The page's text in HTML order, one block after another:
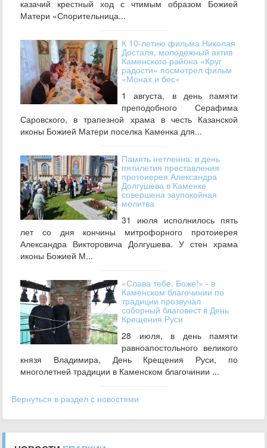
казачий крестный ход с чтимым образом Божией
Матери «Спорительница...
К 10-летию фильма Николая
Досталя, молодежный актив
Каменского района «Круг
радости» посмотрел фильм
«Монах и бес»
1 августа, в день памяти
преподобного Серафима
Саровского, в трапезной храма в честь Казанской
иконы Божией Матери поселка Каменка для...
Память нетленна: в день
пятилетия преставления
протоиерея Александра
Долгушева в Каменке
совершена заупокойная
молитва
31 июля исполнилось пять
лет со дня кончины митрофорного протоиерея
Александра Викторовича Долгушева. У стен храма
иконы Божией М...
«Слава тебе, Боже!» - в
Каменском благочинии по
традиции прозвучал
соборный благовест в День
Крещения Руси
28 июля, в день памяти
равноапостольного великого
князя Владимира, День Крещения Руси, по
многолетней традиции в Каменском благочинии ...
Вернуться в раздел с новостями